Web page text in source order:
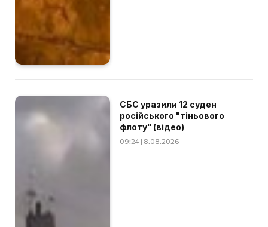
СБС уразили 12 суден
російського "тіньового
флоту" (відео)
09:24 | 8.08.2026